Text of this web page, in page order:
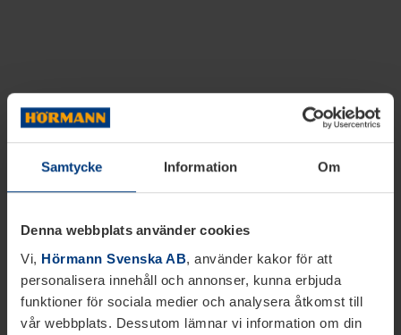
Samtycke Information Om
Denna webbplats använder cookies
Vi, Hörmann Svenska AB, använder kakor för att
personalisera innehåll och annonser, kunna erbjuda
funktioner för sociala medier och analysera åtkomst till
vår webbplats. Dessutom lämnar vi information om din